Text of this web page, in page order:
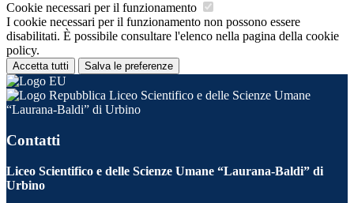
Cookie necessari per il funzionamento
I cookie necessari per il funzionamento non possono essere
disabilitati. È possibile consultare l'elenco nella pagina della cookie
policy.
Accetta tutti Salva le preferenze
Liceo Scientifico e delle Scienze Umane
“Laurana-Baldi” di Urbino
Contatti
Liceo Scientifico e delle Scienze Umane “Laurana-Baldi” di
Urbino